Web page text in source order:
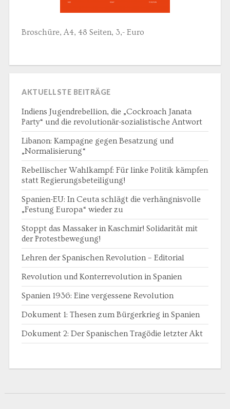
Broschüre, A4, 48 Seiten, 3,- Euro
AKTUELLSTE BEITRÄGE
Indiens Jugendrebellion, die „Cockroach Janata
Party“ und die revolutionär-sozialistische Antwort
Libanon: Kampagne gegen Besatzung und
„Normalisierung“
Rebellischer Wahlkampf: Für linke Politik kämpfen
statt Regierungsbeteiligung!
Spanien-EU: In Ceuta schlägt die verhängnisvolle
„Festung Europa“ wieder zu
Stoppt das Massaker in Kaschmir! Solidarität mit
der Protestbewegung!
Lehren der Spanischen Revolution – Editorial
Revolution und Konterrevolution in Spanien
Spanien 1936: Eine vergessene Revolution
Dokument 1: Thesen zum Bürgerkrieg in Spanien
Dokument 2: Der Spanischen Tragödie letzter Akt